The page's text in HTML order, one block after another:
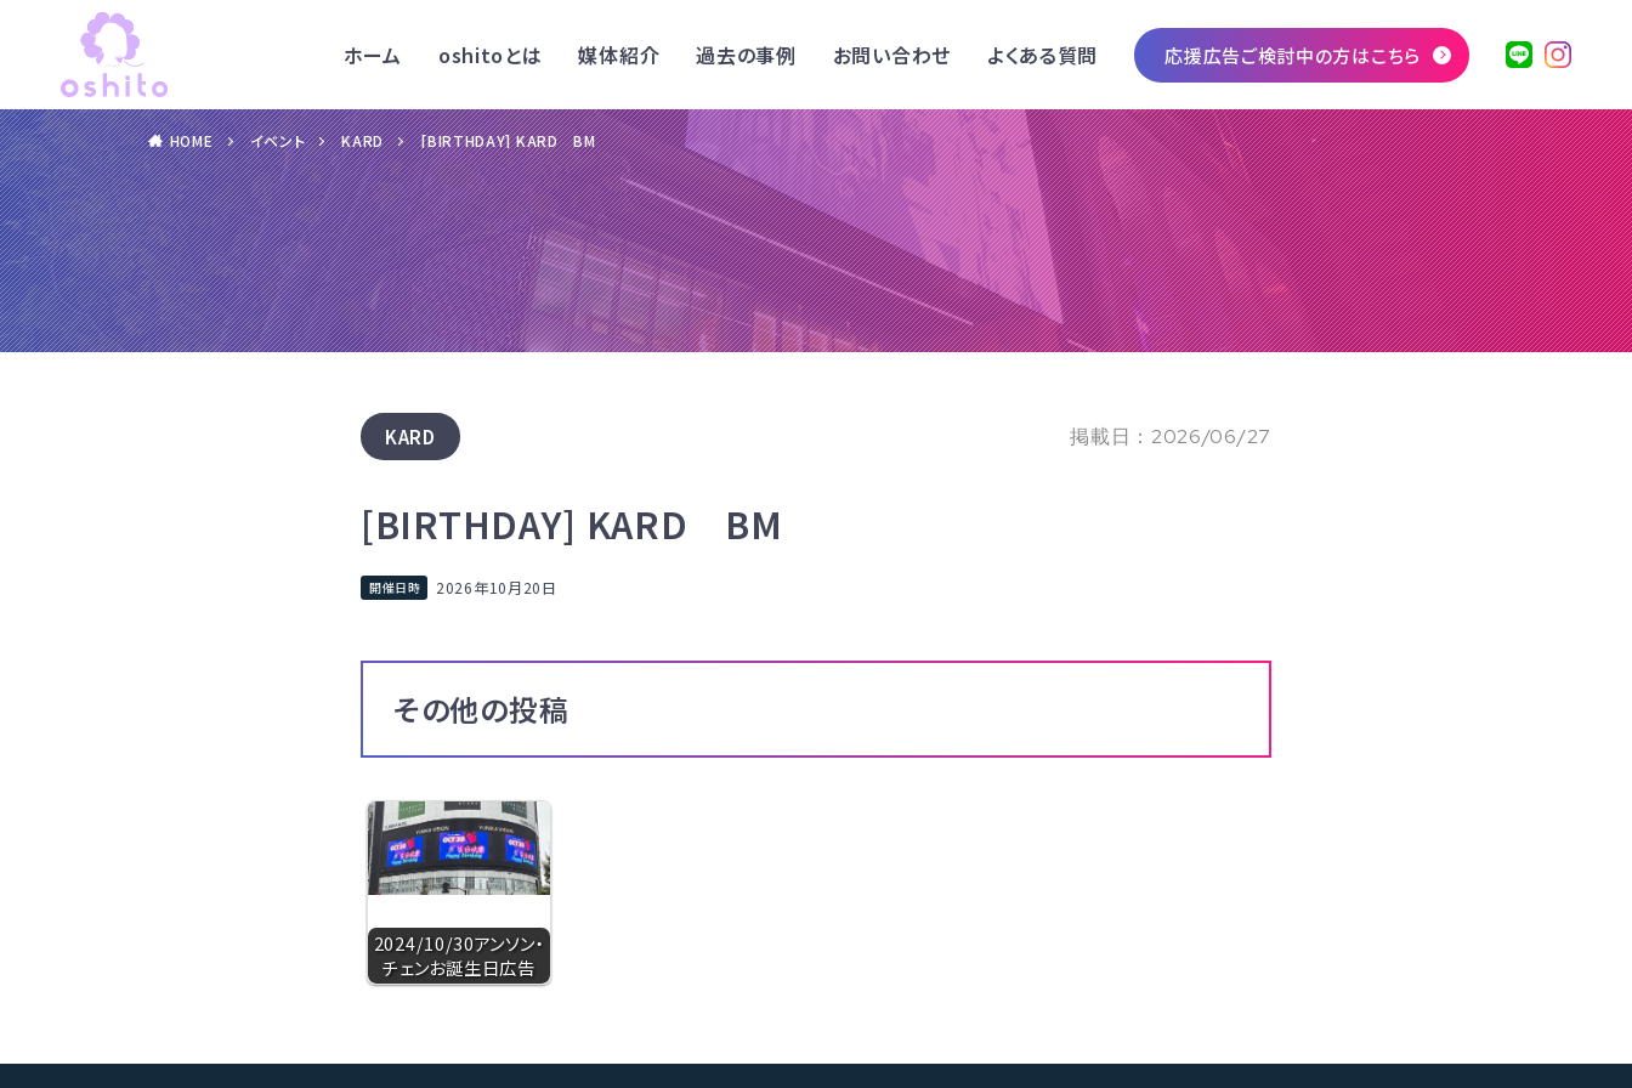
ホーム oshitoとは 媒体紹介 過去の事例 お問い合わせ よくある質問 応援広告ご検討中の方はこちら
HOME イベント KARD [BIRTHDAY] KARD BM
KARD 掲載日：2026/06/27
[BIRTHDAY] KARD BM
2026年10月20日
その他の投稿
2024/10/30アンソン・
チェンお誕生日広告